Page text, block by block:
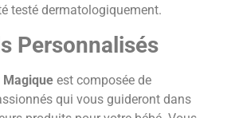
testé dermatologiquement.
Personnalisés
est composée de
qui vous guideront dans